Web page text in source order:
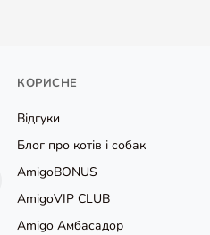
КОРИСНЕ
Відгуки
Блог про котів і собак
AmigoBONUS
AmigoVIP CLUB
Amigo Амбасадор